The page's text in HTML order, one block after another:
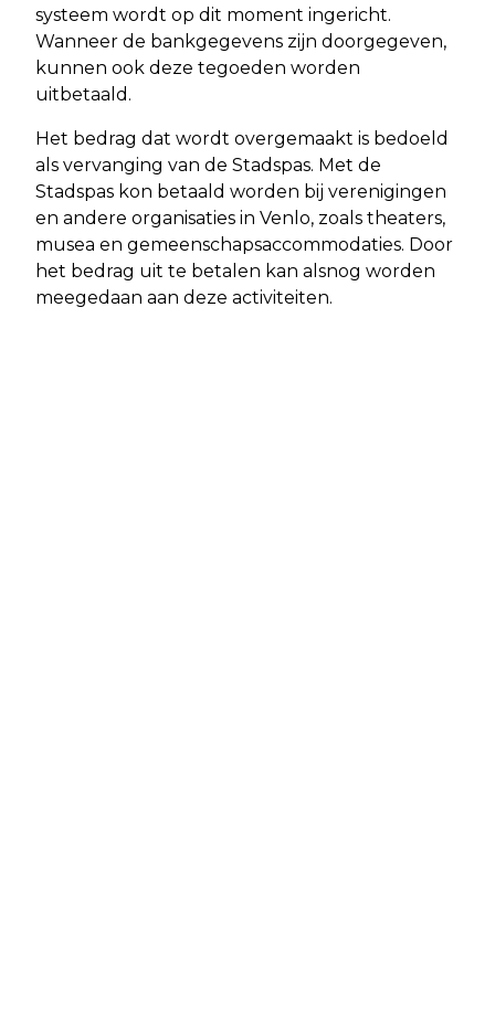
systeem wordt op dit moment ingericht.
Wanneer de bankgegevens zijn doorgegeven,
kunnen ook deze tegoeden worden
uitbetaald.
Het bedrag dat wordt overgemaakt is bedoeld
als vervanging van de Stadspas. Met de
Stadspas kon betaald worden bij verenigingen
en andere organisaties in Venlo, zoals theaters,
musea en gemeenschapsaccommodaties. Door
het bedrag uit te betalen kan alsnog worden
meegedaan aan deze activiteiten.